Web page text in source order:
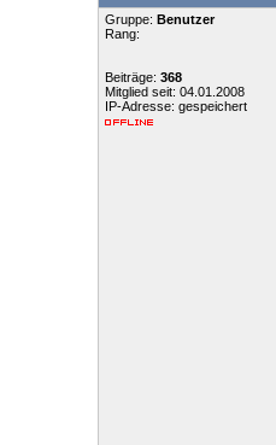
Gruppe: Benutzer
Rang:
Beiträge: 368
Mitglied seit: 04.01.2008
IP-Adresse: gespeichert